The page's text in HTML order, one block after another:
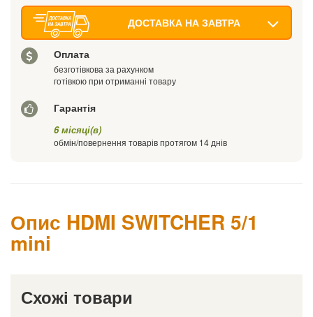
ДОСТАВКА НА ЗАВТРА
Оплата
безготівкова за рахунком
готівкою при отриманні товару
Гарантія
6 місяці(в)
обмін/повернення товарів протягом 14 днів
Опис HDMI SWITCHER 5/1
mini
Схожі товари